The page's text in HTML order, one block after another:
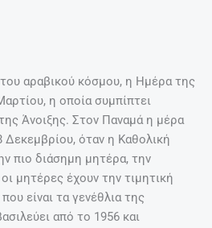
αραβικού κόσμου, η Ημέρα της
η οποία συμπίπτει
Άνοιξης. Στον Παναμά η μέρα
Δεκεμβρίου, όταν η Καθολική
πιο διάσημη μητέρα, την
μητέρες έχουν την τιμητική
είναι τα γενέθλια της
από το 1956 και